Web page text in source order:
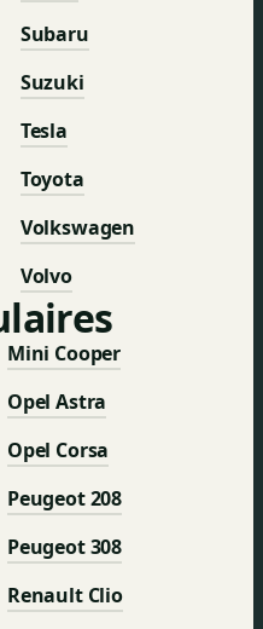
Subaru
Suzuki
Tesla
Toyota
Volkswagen
Volvo
Mini Cooper
Opel Astra
Opel Corsa
Peugeot 208
Peugeot 308
Renault Clio